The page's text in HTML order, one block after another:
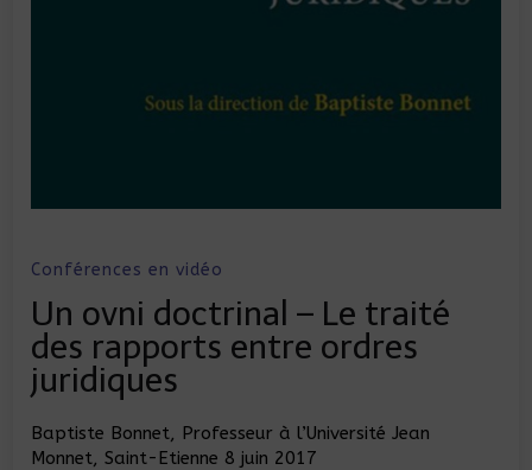
Conférences en vidéo
Un ovni doctrinal – Le traité
des rapports entre ordres
juridiques
Baptiste Bonnet, Professeur à l’Université Jean
Monnet, Saint-Etienne 8 juin 2017